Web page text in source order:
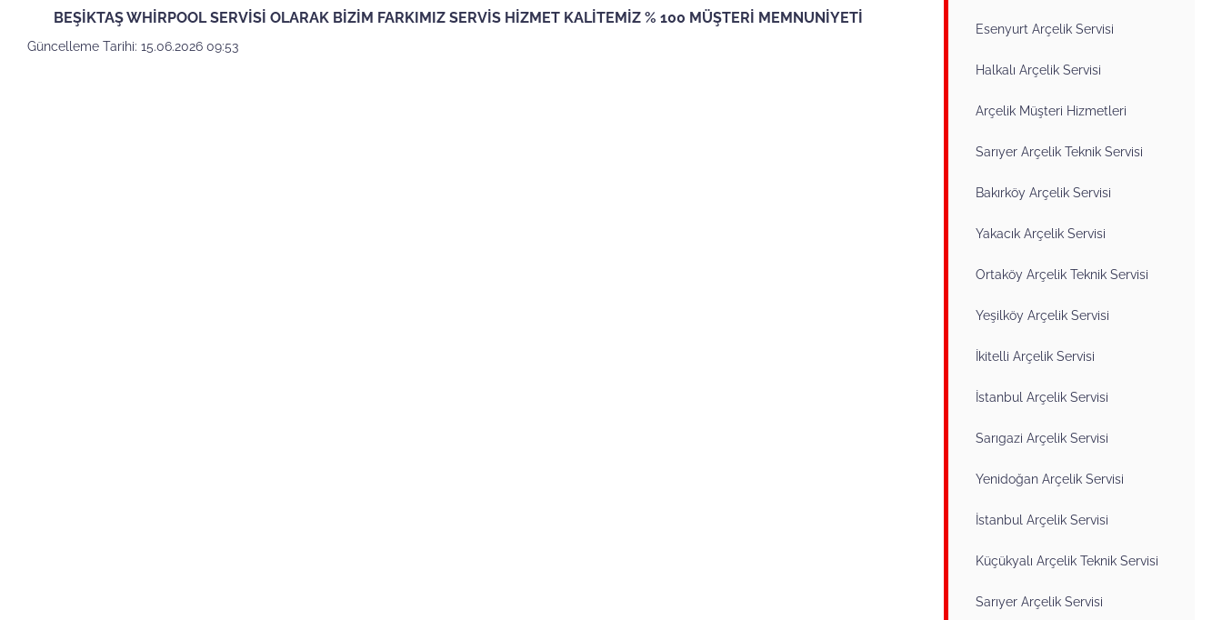
BEŞİKTAŞ WHİRPOOL SERVİSİ OLARAK BİZİM FARKIMIZ SERVİS HİZMET KALİTEMİZ % 100 MÜŞTERİ MEMNUNİYETİ
Güncelleme Tarihi: 15.06.2026 09:53
Esenyurt Arçelik Servisi
Halkalı Arçelik Servisi
Arçelik Müşteri Hizmetleri
Sarıyer Arçelik Teknik Servisi
Bakırköy Arçelik Servisi
Yakacık Arçelik Servisi
Ortaköy Arçelik Teknik Servisi
Yeşilköy Arçelik Servisi
İkitelli Arçelik Servisi
İstanbul Arçelik Servisi
Sarıgazi Arçelik Servisi
Yenidoğan Arçelik Servisi
İstanbul Arçelik Servisi
Küçükyalı Arçelik Teknik Servisi
Sarıyer Arçelik Servisi